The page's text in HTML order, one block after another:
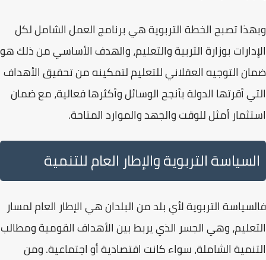
وبهذا تصبحالخطة التربويةهي برنامج العمل الشامل لكل
الإدارات بوزارة التربية والتعليم، والهدف الأساسي من ذلك هو
ضمانالتوجيه العقلاني للتعليملتمكينه من تحقيق الأهداف
التي أقرتها الدولة بأنجح الوسائل وأكثرها فعالية، مع ضمان
استثمار أمثل للوقت والجهد والموارد المتاحة.
السياسة التربوية والإطار العام للتنمية
فالسياسة التربوية لأي بلد من البلدان هي الإطار العام لمسار
التعليم، وهي الجسر الذي يربط بينالأهداف القوميةومطالب
التنمية الشاملة، سواء كانت اقتصادية أو اجتماعية. ومن